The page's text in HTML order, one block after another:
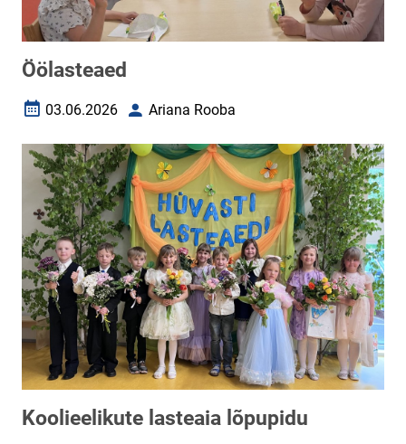
Öölasteaed
Loomise kuupäev
03.06.2026 AutorAriana Rooba
Koolieelikute lasteaia lõpupidu